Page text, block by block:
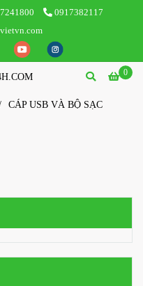
0917382117
0
CÁP USB VÀ BỘ SẠC